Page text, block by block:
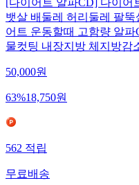
[다이어트 알파CD] 다이어
뱃살 배둘레 허리둘레 팔
어트 운동할때 고함량 알
물컷팅 내장지방 체지방감
50,000원
63%18,750원
562적립
무료배송